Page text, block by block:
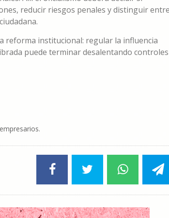
reducir riesgos penales y distinguir
reforma institucional: regular la influencia
puede terminar desalentando controles